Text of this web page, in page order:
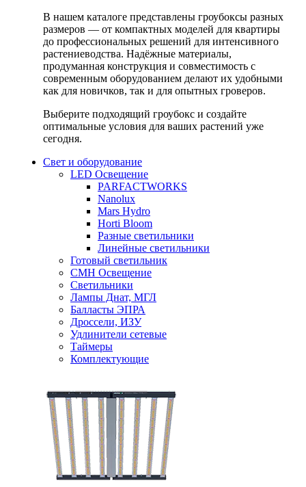
В нашем каталоге представлены гроубоксы разных
размеров — от компактных моделей для квартиры
до профессиональных решений для интенсивного
растениеводства. Надёжные материалы,
продуманная конструкция и совместимость с
современным оборудованием делают их удобными
как для новичков, так и для опытных гроверов.
Выберите подходящий гроубокс и создайте
оптимальные условия для ваших растений уже
сегодня.
Свет и оборудование
LED Освещение
PARFACTWORKS
Nanolux
Mars Hydro
Horti Bloom
Разные светильники
Линейные светильники
Готовый светильник
CMH Освещение
Светильники
Лампы Днат, МГЛ
Балласты ЭПРА
Дроссели, ИЗУ
Удлинители сетевые
Таймеры
Комплектующие